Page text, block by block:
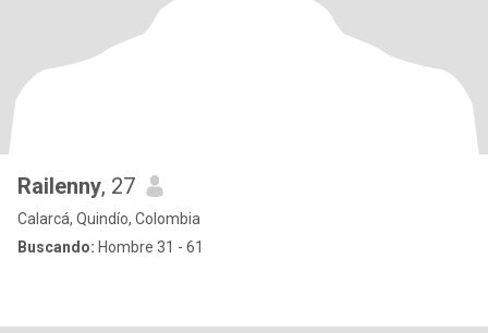
Railenny, 27
Calarcá, Quindío, Colombia
Buscando: Hombre 31 - 61